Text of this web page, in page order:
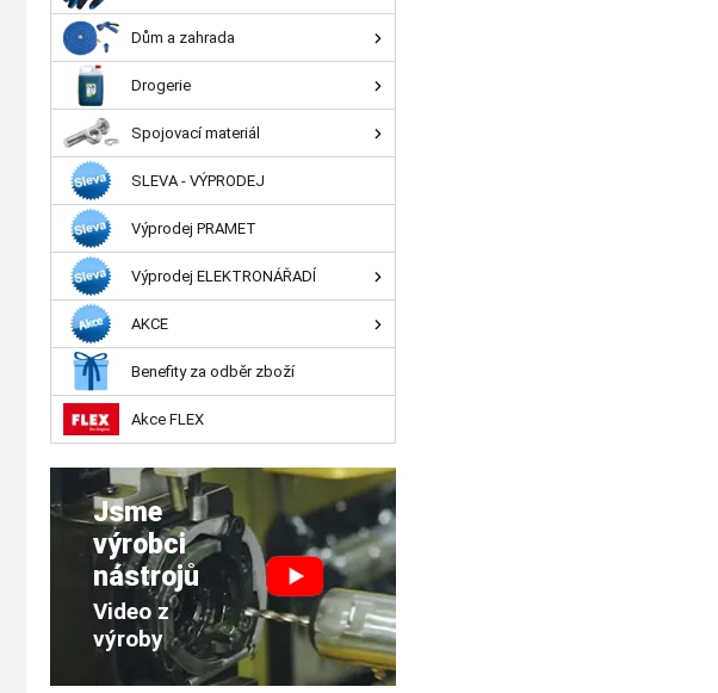
Dům a zahrada
Drogerie
Spojovací materiál
SLEVA - VÝPRODEJ
Výprodej PRAMET
Výprodej ELEKTRONÁŘADÍ
AKCE
Benefity za odběr zboží
Akce FLEX
Jsme
výrobci
nástrojů
Video z
výroby